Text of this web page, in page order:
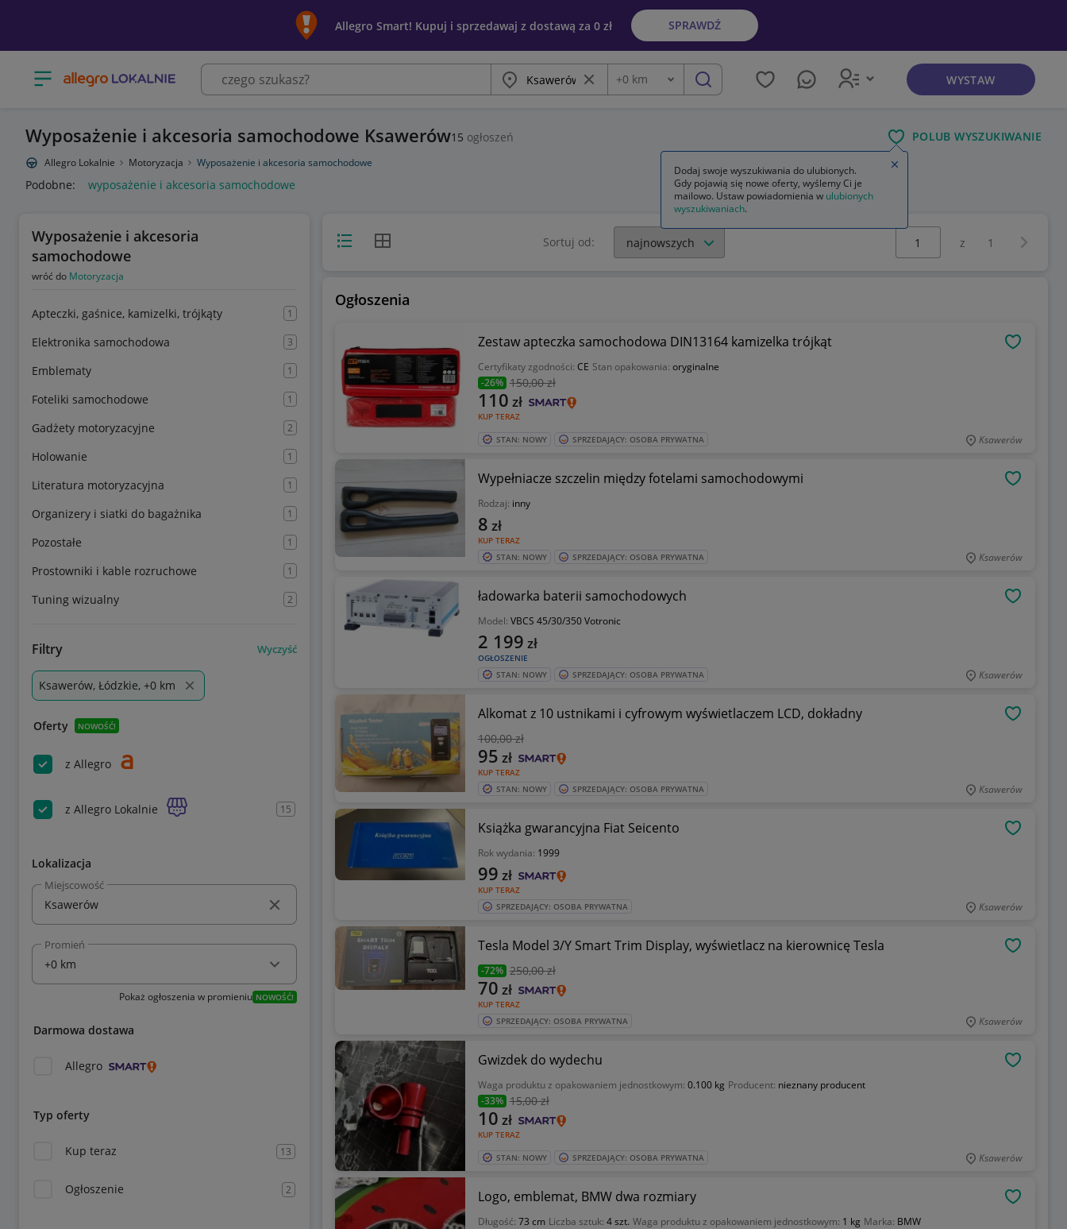
Allegro Smart! Kupuj i sprzedawaj z dostawą za 0 zł SPRAWDŹ
Otwórz menu z kategoriami Miasto Wyczyść frazę
Odległość
+0 km szukaj WYSTAW
Wyposażenie i akcesoria samochodowe Ksawerów15 ogłoszeń POLUB WYSZUKIWANIE
Allegro Lokalnie Motoryzacja Wyposażenie i akcesoria samochodowe
Podobne: wyposażenie i akcesoria samochodowe
Wyposażenie i akcesoria
samochodowe
wróć do Motoryzacja
Apteczki, gaśnice, kamizelki, trójkąty 1
Elektronika samochodowa 3
Emblematy 1
Foteliki samochodowe 1
Gadżety motoryzacyjne 2
Holowanie 1
Literatura motoryzacyjna 1
Organizery i siatki do bagażnika 1
Pozostałe 1
Prostowniki i kable rozruchowe 1
Tuning wizualny 2
Filtry Wyczyść
Ksawerów, Łódzkie, +0 km
Oferty NOWOŚĆ!
z Allegro
z Allegro Lokalnie 15
Lokalizacja
Miejscowość
Promień
Pokaż ogłoszenia w promieniu NOWOŚĆ!
Darmowa dostawa
Allegro
Typ oferty
Kup teraz 13
Ogłoszenie 2
Widok listyWidok siatki Sortuj od:
Wybierz stronę:
z 1
Ogłoszenia
Zestaw apteczka samochodowa DIN13164 kamizelka trójkąt
Certyfikaty zgodności: CE Stan opakowania: oryginalne
-26% 150,00 zł
KUP TERAZ
110 zł
STAN: NOWY SPRZEDAJĄCY: OSOBA PRYWATNA Ksawerów
Wypełniacze szczelin między fotelami samochodowymi
Rodzaj: inny
KUP TERAZ
8 zł
STAN: NOWY SPRZEDAJĄCY: OSOBA PRYWATNA Ksawerów
ładowarka baterii samochodowych
Model: VBCS 45/30/350 Votronic
OGŁOSZENIE
2 199 zł
STAN: NOWY SPRZEDAJĄCY: OSOBA PRYWATNA Ksawerów
Alkomat z 10 ustnikami i cyfrowym wyświetlaczem LCD, dokładny
100,00 zł
KUP TERAZ
95 zł
STAN: NOWY SPRZEDAJĄCY: OSOBA PRYWATNA Ksawerów
Książka gwarancyjna Fiat Seicento
Rok wydania: 1999
KUP TERAZ
99 zł
SPRZEDAJĄCY: OSOBA PRYWATNA Ksawerów
Tesla Model 3/Y Smart Trim Display, wyświetlacz na kierownicę Tesla
-72% 250,00 zł
KUP TERAZ
70 zł
SPRZEDAJĄCY: OSOBA PRYWATNA Ksawerów
Gwizdek do wydechu
Waga produktu z opakowaniem jednostkowym: 0.100 kg Producent: nieznany producent
-33% 15,00 zł
KUP TERAZ
10 zł
STAN: NOWY SPRZEDAJĄCY: OSOBA PRYWATNA Ksawerów
Logo, emblemat, BMW dwa rozmiary
Długość: 73 cm Liczba sztuk: 4 szt. Waga produktu z opakowaniem jednostkowym: 1 kg Marka: BMW
Dodaj swoje wyszukiwania do ulubionych.
Gdy pojawią się nowe oferty, wyślemy Ci je
mailowo. Ustaw powiadomienia w ulubionych
wyszukiwaniach.
Zamknij wskazówkę